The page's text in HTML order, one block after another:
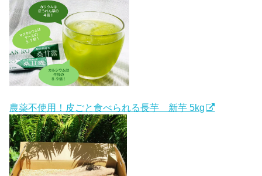
農薬不使用！皮ごと食べられる長芋 新芋 5kg